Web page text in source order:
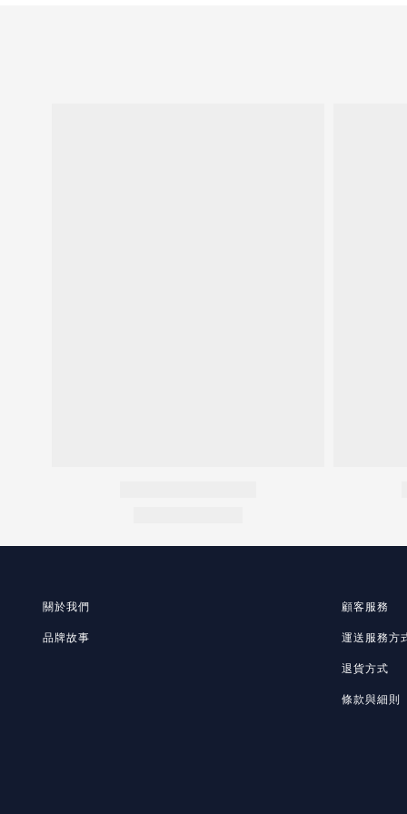
關於我們
品牌故事
顧客服務
運送服務方
退貨方式
條款與細則